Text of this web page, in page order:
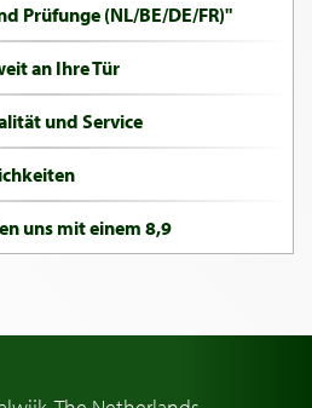
Prüfunge (NL/BE/DE/FR)"
an Ihre Tür
und Service
uns mit einem 8,9